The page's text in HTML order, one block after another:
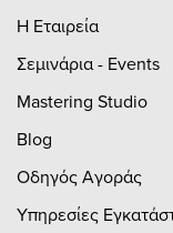
Η Εταιρεία
Σεμινάρια - Events
Mastering Studio
Blog
Οδηγός Αγοράς
Υπηρεσίες